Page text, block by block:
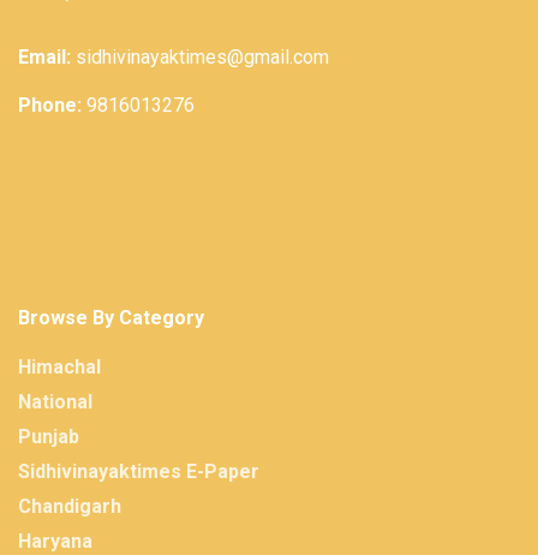
Email: sidhivinayaktimes@gmail.com
Phone: 9816013276
Browse By Category
Himachal
National
Punjab
Sidhivinayaktimes E-Paper
Chandigarh
Haryana